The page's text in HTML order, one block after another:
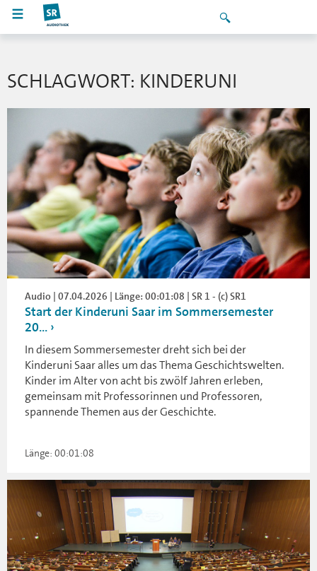
SCHLAGWORT: KINDERUNI
Audio | 07.04.2026 | Länge: 00:01:08 | SR 1 - (c) SR1
Start der Kinderuni Saar im Sommersemester
20...
In diesem Sommersemester dreht sich bei der
Kinderuni Saar alles um das Thema Geschichtswelten.
Kinder im Alter von acht bis zwölf Jahren erleben,
gemeinsam mit Professorinnen und Professoren,
spannende Themen aus der Geschichte.
Länge: 00:01:08